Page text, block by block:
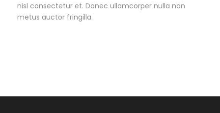
nisl consectetur et. Donec ullamcorper nulla non
metus auctor fringilla.